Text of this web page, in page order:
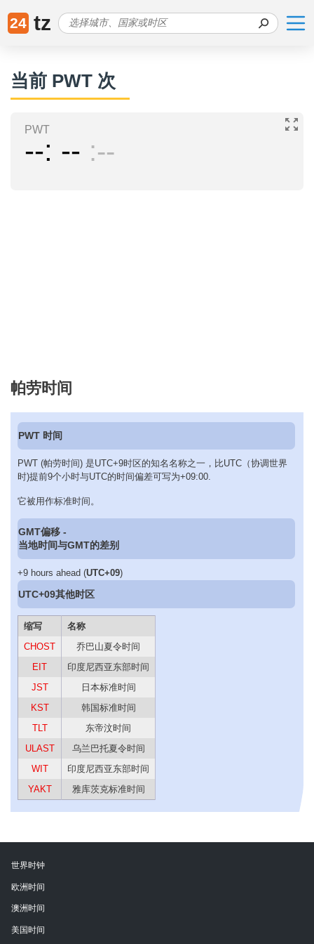
24 tz
当前 PWT 次
PWT
-- -- --
帕劳时间
PWT 时间
PWT (帕劳时间) 是UTC+9时区的知名名称之一，比UTC（协调世界
时)提前9个小时与UTC的时间偏差可写为+09:00.
它被用作标准时间。
GMT偏移 -
当地时间与GMT的差别
+9 hours ahead (UTC+09)
UTC+09其他时区
缩写
名称
CHOST
乔巴山夏令时间
EIT
印度尼西亚东部时间
JST
日本标准时间
KST
韩国标准时间
TLT
东帝汶时间
ULAST
乌兰巴托夏令时间
WIT
印度尼西亚东部时间
YAKT
雅库茨克标准时间
世界时钟
欧洲时间
澳洲时间
美国时间